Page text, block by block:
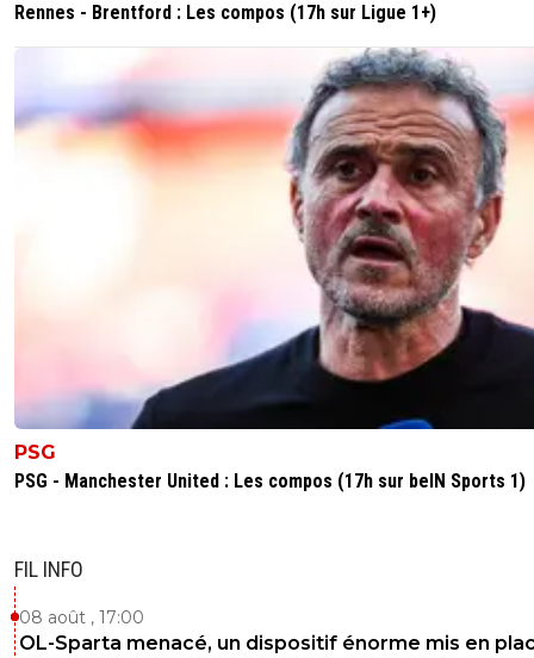
Rennes - Brentford : Les compos (17h sur Ligue 1+)
PSG
PSG - Manchester United : Les compos (17h sur beIN Sports 1)
FIL INFO
08 août , 17:00
OL-Sparta menacé, un dispositif énorme mis en